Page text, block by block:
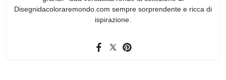
Disegnidacoloraremondo.com sempre sorprendente e ricca di
ispirazione.